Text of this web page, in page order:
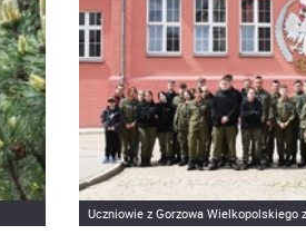
Uczniowie z Gorzowa Wielkopolskiego